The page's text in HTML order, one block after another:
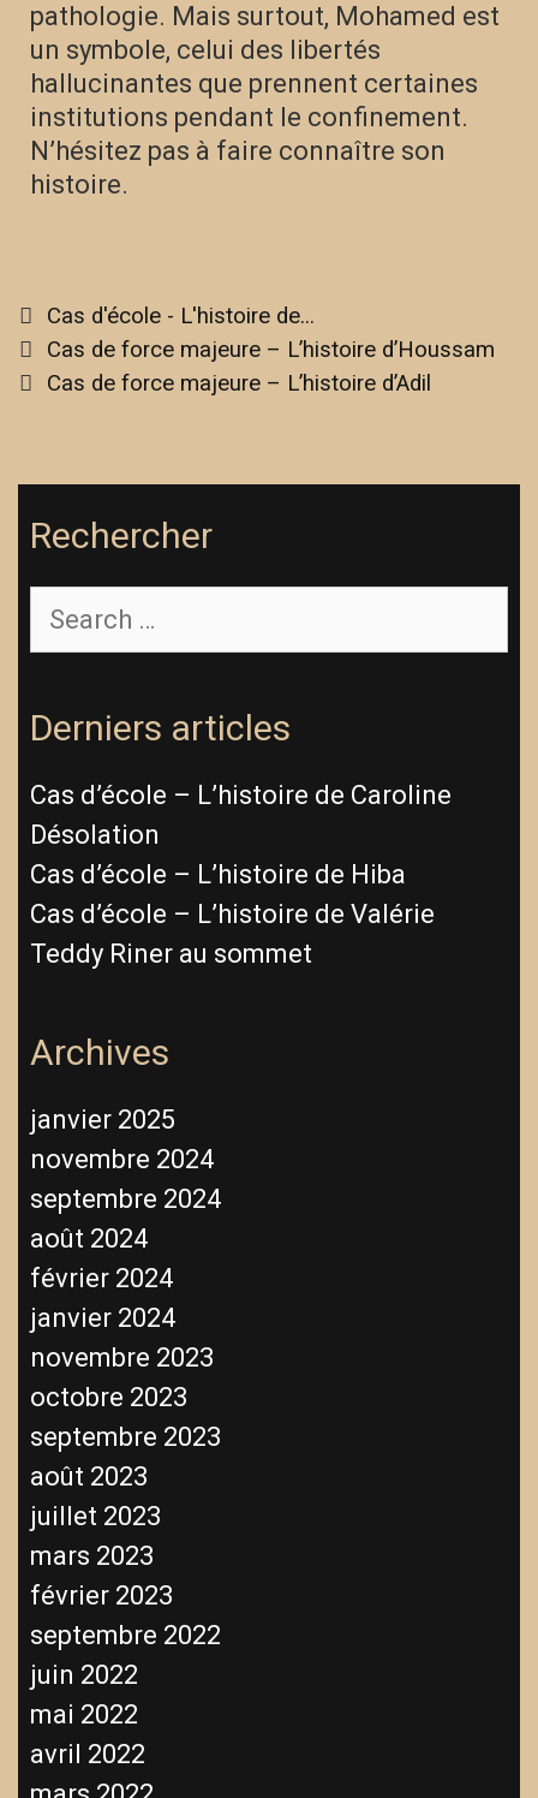
pathologie. Mais surtout, Mohamed est
un symbole, celui des libertés
hallucinantes que prennent certaines
institutions pendant le confinement.
N’hésitez pas à faire connaître son
histoire.
Cas d'école - L'histoire de...
Cas de force majeure – L’histoire d’Houssam
Cas de force majeure – L’histoire d’Adil
Rechercher
Derniers articles
Cas d’école – L’histoire de Caroline
Désolation
Cas d’école – L’histoire de Hiba
Cas d’école – L’histoire de Valérie
Teddy Riner au sommet
Archives
janvier 2025
novembre 2024
septembre 2024
août 2024
février 2024
janvier 2024
novembre 2023
octobre 2023
septembre 2023
août 2023
juillet 2023
mars 2023
février 2023
septembre 2022
juin 2022
mai 2022
avril 2022